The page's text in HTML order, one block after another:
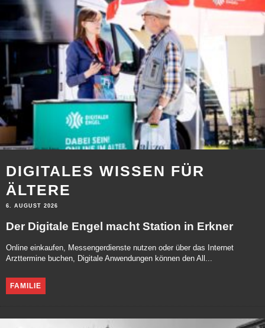
DIGITALES WISSEN FÜR
ÄLTERE
6. AUGUST 2026
Der Digitale Engel macht Station in Erkner
Online einkaufen, Messengerdienste nutzen oder über das Internet
Arzttermine buchen, Digitale Anwendungen können den All...
FAMILIE